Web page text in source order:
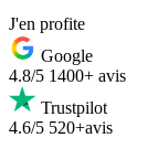
J'en profite
Google
4.8/5 1400+ avis
Trustpilot
4.6/5 520+avis